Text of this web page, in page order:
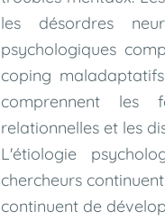
les désordres
psychologiques
coping
comprennent les
relationnelles et les
L'étiologie
chercheurs
continuent de